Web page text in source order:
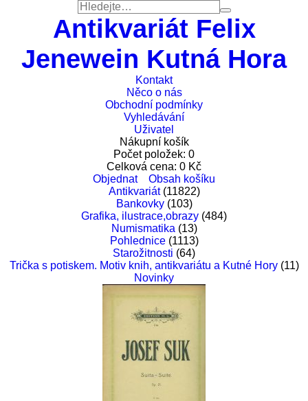
Antikvariát Felix
Jenewein Kutná Hora
Kontakt
Něco o nás
Obchodní podmínky
Vyhledávání
Uživatel
Nákupní košík
Počet položek: 0
Celková cena: 0 Kč
Objednat
Obsah košíku
Antikvariát(11822)
Bankovky(103)
Grafika, ilustrace,obrazy (484)
Numismatika (13)
Pohlednice(1113)
Starožitnosti (64)
Trička s potiskem. Motiv knih, antikvariátu a Kutné Hory(11)
Novinky